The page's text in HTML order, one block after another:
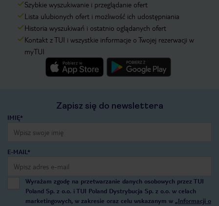
Szybkie wyszukiwanie i przeglądanie ofert
Lista ulubionych ofert i możliwość ich udostępniania
Historia wyszukiwań i ostatnio oglądanych ofert
Kontakt z TUI i wszystkie informacje o Twojej rezerwacji w
myTUI
Zapisz się do newslettera
IMIĘ*
E-MAIL*
Wyrażam zgodę na przetwarzanie danych osobowych przez TUI
Poland Sp. z o.o. i TUI Poland Dystrybucja Sp. z o.o. w celach
marketingowych, w zakresie oraz celu wskazanym w „Informacji o